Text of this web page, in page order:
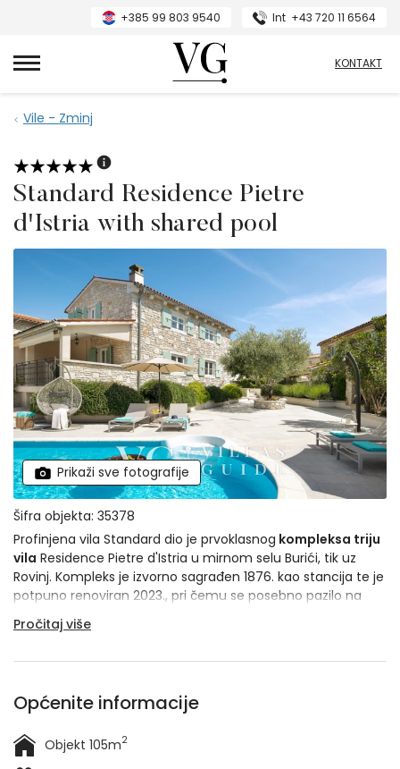
+385 99 803 9540 Int +43 720 11 6564
VillasGuide
KONTAKT
Vile - Zminj
Standard Residence Pietre
d'Istria with shared pool
Prikaži sve fotografije
Šifra objekta: 35378
Profinjena vila Standard dio je prvoklasnog kompleksa triju
vila Residence Pietre d'Istria u mirnom selu Burići, tik uz
Rovinj. Kompleks je izvorno sagrađen 1876. kao stancija te je
potpuno renoviran 2023., pri čemu se posebno pazilo na
očuvanje tradicionalne istarske estetike. S
i 2 kupaonice
torti luksuznog iskustvaosoblje vile
skupinom možete rezervirati cijeli kompleks vila Residence
Pietre d'Istria.
Pročitaj više
Općenite informacije
Objekt 105m2